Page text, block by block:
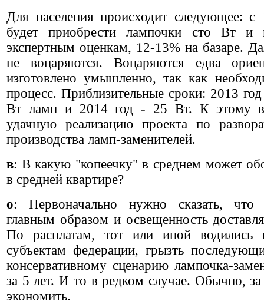
Для населения происходит следующее: с
будет приобрести лампочки сто Вт
экспертным оценкам, 12-13% на базаре.
не воцаряются. Воцаряются едва
изготовлено умышленно, так как
процесс. Приблизительные сроки: 2013
Вт ламп и 2014 год - 25 Вт. К этому
удачную реализацию проекта по
производства ламп-заменителей.
в: В какую "копеечку" в среднем может
в средней квартире?
о: Первоначально нужно сказать, что
главным образом и освещенность
По расплатам, тот или иной водились
субъектам федерации, грызть
консервативному сценарию лампочка-
за 5 лет. И то в редком случае. Обычно,
экономить.